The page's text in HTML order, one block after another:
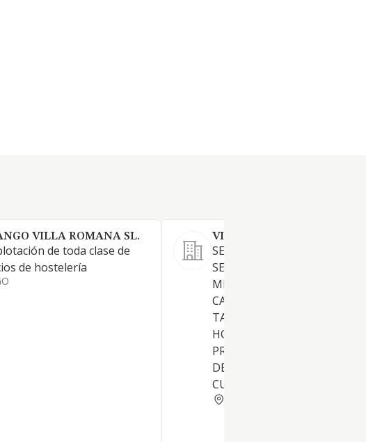
VILLA ROMANA SL.
de toda clase de
de hostelería
VIGNA MANAN SL
SERVICIOS DE HOSTELERIA,
SEA COMO CAFE-BAR,
MESON, RESTAURANTE,
CATERING, DISCOTECA, PUB,
TABLAO FLAMENCO,
HOTEL, PENSION. ETC...
PROMOCION Y
DE ESPECTACULOS YDE
CULTURALES, AR